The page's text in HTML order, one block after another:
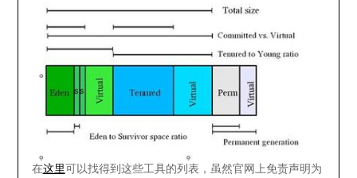
在这里可以找得到这些工具的列表，虽然官网上免责声明为